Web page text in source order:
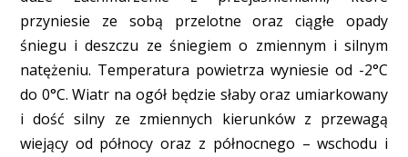
przyniesie ze sobą przelotne oraz ciągłe opady
śniegu i deszczu ze śniegiem o zmiennym i silnym
natężeniu. Temperatura powietrza wyniesie od -2°C
do 0°C. Wiatr na ogół będzie słaby oraz umiarkowany
i dość silny ze zmiennych kierunków z przewagą
wiejący od północy oraz z północnego – wschodu i